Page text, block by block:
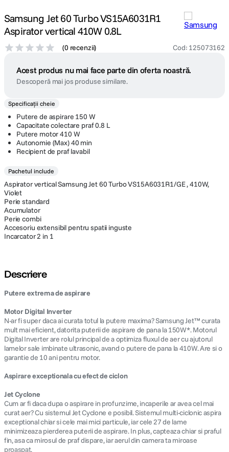
Samsung Jet 60 Turbo VS15A6031R1
Aspirator vertical 410W 0.8L
(0 recenzii) Cod: 125073162
Acest produs nu mai face parte din oferta noastră.
Descoperă mai jos produse similare.
Specificații cheie
Putere de aspirare 150 W
Capacitate colectare praf 0.8 L
Putere motor 410 W
Autonomie (Max) 40 min
Recipient de praf lavabil
Pachetul include
Aspirator vertical Samsung Jet 60 Turbo VS15A6031R1/GE , 410W,
Violet
Perie standard
Acumulator
Perie combi
Accesoriu extensibil pentru spatii inguste
Incarcator 2 in 1
Descriere
Putere extrema de aspirare
Motor Digital Inverter
N-ar fi super daca ai curata totul la putere maxima? Samsung Jet™ curata
mult mai eficient, datorita puterii de aspirare de pana la 150W*. Motorul
Digital Inverter are rolul principal de a optimiza fluxul de aer cu ajutorul
lamelor sale imbinate ultrasonic, avand o putere de pana la 410W. Are si o
garantie de 10 ani pentru motor.
Aspirare exceptionala cu efect de ciclon
Jet Cyclone
Cum ar fi daca dupa o aspirare in profunzime, incaperile ar avea cel mai
curat aer? Cu sistemul Jet Cyclone e posibil. Sistemul multi-ciclonic aspira
exceptional chiar si cele mai mici particule, iar cele 27 de lame
minimizeaza pierderea puterii de aspirare. In plus, capteaza chiar si praful
fin, asa ca mirosul de praf dispare, iar aerul din camera ta miroase
proaspat.